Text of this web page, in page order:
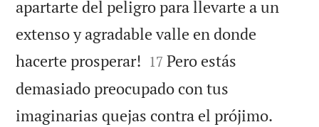
apartarte del peligro para llevarte a un
extenso y agradable valle en donde
hacerte prosperar! 

17 Pero estás
demasiado preocupado con tus
imaginarias quejas contra el prójimo.